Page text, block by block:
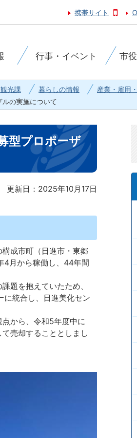
携帯サイト
行事・イベント 市
光課 暮らしの情報 産業・雇用
の実施について
型プロポーザ
更新日：2025年10月17日
成市町（日進市・東郷
4月から稼働し、44年間
題を抱えていたため、
に統合し、日進美化セン
から、令和5年度中に
売却することとしまし